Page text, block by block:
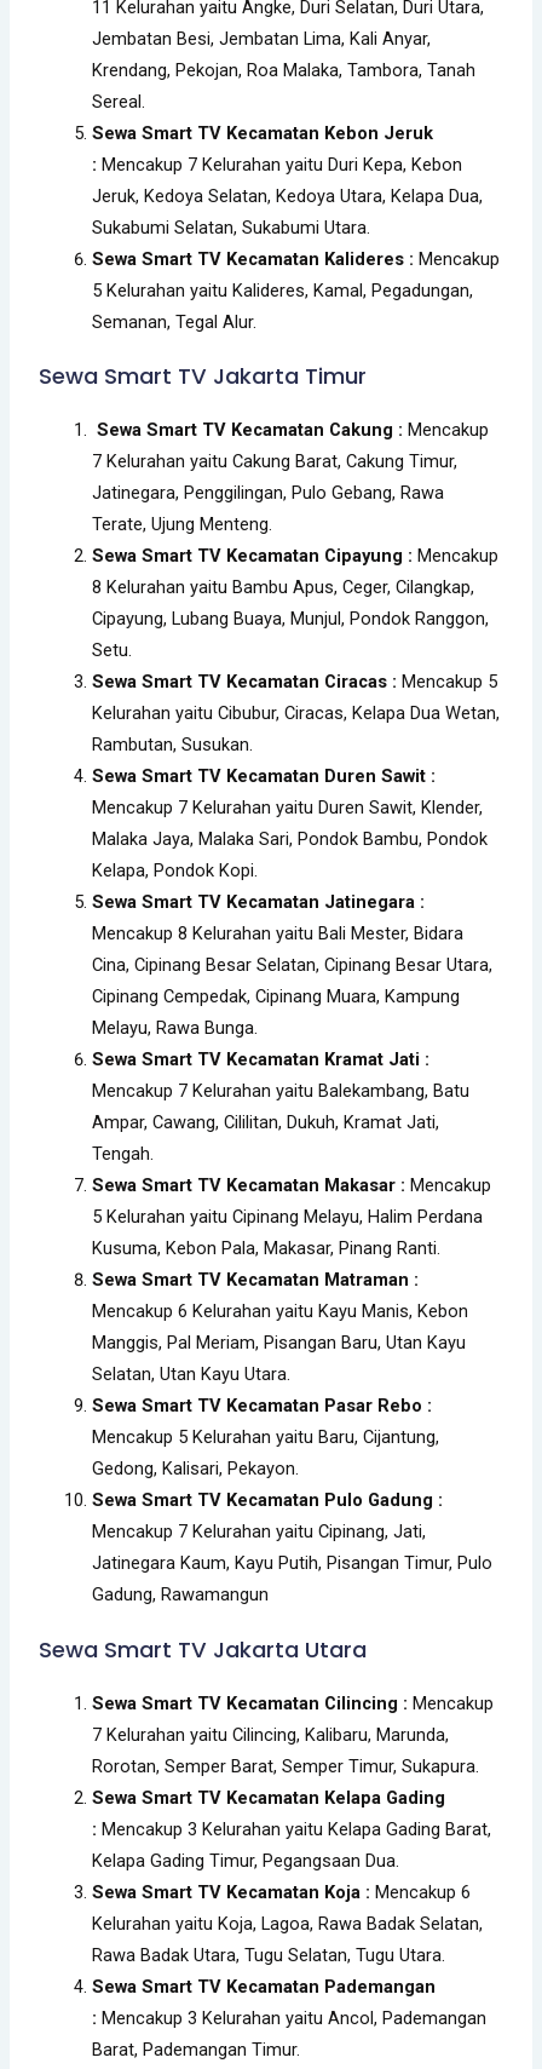
11 Kelurahan yaitu Angke, Duri Selatan, Duri Utara,
Jembatan Besi, Jembatan Lima, Kali Anyar,
Krendang, Pekojan, Roa Malaka, Tambora, Tanah
Sereal.
Sewa Smart TV Kecamatan Kebon Jeruk
: Mencakup 7 Kelurahan yaitu Duri Kepa, Kebon
Jeruk, Kedoya Selatan, Kedoya Utara, Kelapa Dua,
Sukabumi Selatan, Sukabumi Utara.
Sewa Smart TV Kecamatan Kalideres :Mencakup
5 Kelurahan yaitu Kalideres, Kamal, Pegadungan,
Semanan, Tegal Alur.
Sewa Smart TV Jakarta Timur
Sewa Smart TV Kecamatan Cakung : Mencakup
7 Kelurahan yaitu Cakung Barat, Cakung Timur,
Jatinegara, Penggilingan, Pulo Gebang, Rawa
Terate, Ujung Menteng.
Sewa Smart TV Kecamatan Cipayung : Mencakup
8 Kelurahan yaitu Bambu Apus, Ceger, Cilangkap,
Cipayung, Lubang Buaya, Munjul, Pondok Ranggon,
Setu.
Sewa Smart TV Kecamatan Ciracas : Mencakup 5
Kelurahan yaitu Cibubur, Ciracas, Kelapa Dua Wetan,
Rambutan, Susukan.
Sewa Smart TV Kecamatan Duren Sawit :
Mencakup 7 Kelurahan yaitu Duren Sawit, Klender,
Malaka Jaya, Malaka Sari, Pondok Bambu, Pondok
Kelapa, Pondok Kopi.
Sewa Smart TV Kecamatan Jatinegara :
Mencakup 8 Kelurahan yaitu Bali Mester, Bidara
Cina, Cipinang Besar Selatan, Cipinang Besar Utara,
Cipinang Cempedak, Cipinang Muara, Kampung
Melayu, Rawa Bunga.
Sewa Smart TV Kecamatan Kramat Jati :
Mencakup 7 Kelurahan yaitu Balekambang, Batu
Ampar, Cawang, Cililitan, Dukuh, Kramat Jati,
Tengah.
Sewa Smart TV Kecamatan Makasar : Mencakup
5 Kelurahan yaitu Cipinang Melayu, Halim Perdana
Kusuma, Kebon Pala, Makasar, Pinang Ranti.
Sewa Smart TV Kecamatan Matraman :
Mencakup 6 Kelurahan yaitu Kayu Manis, Kebon
Manggis, Pal Meriam, Pisangan Baru, Utan Kayu
Selatan, Utan Kayu Utara.
Sewa Smart TV Kecamatan Pasar Rebo :
Mencakup 5 Kelurahan yaitu Baru, Cijantung,
Gedong, Kalisari, Pekayon.
Sewa Smart TV Kecamatan Pulo Gadung :
Mencakup 7 Kelurahan yaitu Cipinang, Jati,
Jatinegara Kaum, Kayu Putih, Pisangan Timur, Pulo
Gadung, Rawamangun
Sewa Smart TV Jakarta Utara
Sewa Smart TV Kecamatan Cilincing :Mencakup
7 Kelurahan yaitu Cilincing, Kalibaru, Marunda,
Rorotan, Semper Barat, Semper Timur, Sukapura.
Sewa Smart TV Kecamatan Kelapa Gading
:Mencakup 3 Kelurahan yaitu Kelapa Gading Barat,
Kelapa Gading Timur, Pegangsaan Dua.
Sewa Smart TV Kecamatan Koja : Mencakup 6
Kelurahan yaitu Koja, Lagoa, Rawa Badak Selatan,
Rawa Badak Utara, Tugu Selatan, Tugu Utara.
Sewa Smart TV Kecamatan Pademangan
: Mencakup 3 Kelurahan yaitu Ancol, Pademangan
Barat, Pademangan Timur.